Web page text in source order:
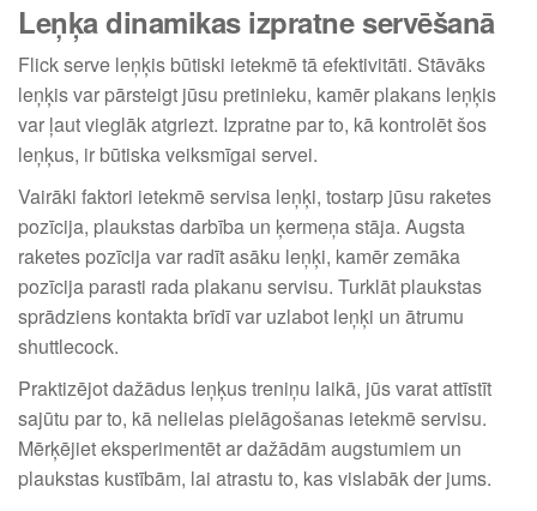
Leņķa dinamikas izpratne servēšanā
Flick serve leņķis būtiski ietekmē tā efektivitāti. Stāvāks
leņķis var pārsteigt jūsu pretinieku, kamēr plakans leņķis
var ļaut vieglāk atgriezt. Izpratne par to, kā kontrolēt šos
leņķus, ir būtiska veiksmīgai servei.
Vairāki faktori ietekmē servisa leņķi, tostarp jūsu raketes
pozīcija, plaukstas darbība un ķermeņa stāja. Augsta
raketes pozīcija var radīt asāku leņķi, kamēr zemāka
pozīcija parasti rada plakanu servisu. Turklāt plaukstas
sprādziens kontakta brīdī var uzlabot leņķi un ātrumu
shuttlecock.
Praktizējot dažādus leņķus treniņu laikā, jūs varat attīstīt
sajūtu par to, kā nelielas pielāgošanas ietekmē servisu.
Mērķējiet eksperimentēt ar dažādām augstumiem un
plaukstas kustībām, lai atrastu to, kas vislabāk der jums.